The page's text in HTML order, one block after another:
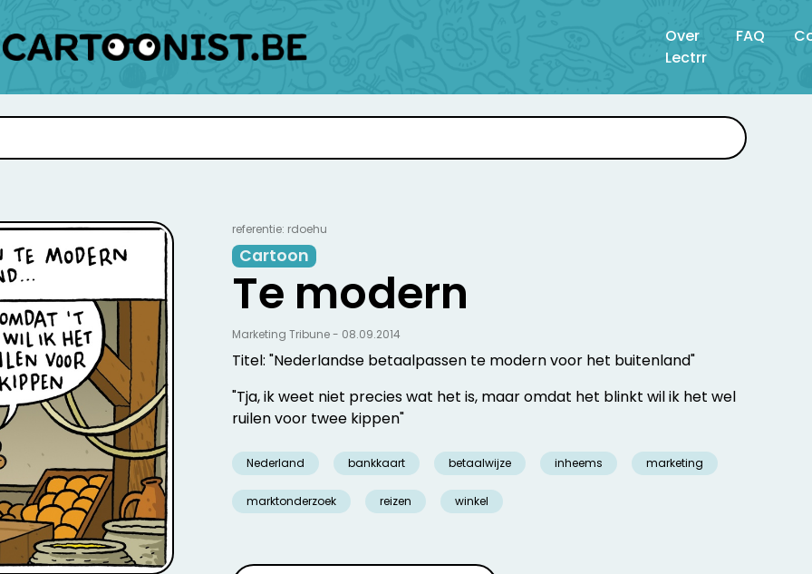
Over
Lectrr
FAQ
referentie: rdoehu
Cartoon
Te modern
Titel: "Nederlandse betaalpassen te modern voor het buitenland"
"Tja, ik weet niet precies wat het is, maar omdat het blinkt wil ik het wel
ruilen voor twee kippen"
Nederland bankkaart betaalwijze inheems marketing
marktonderzoek reizen winkel
Marketing Tribune - 08.09.2014